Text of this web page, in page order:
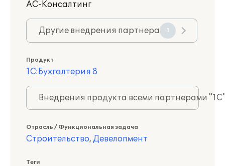
АС-Консалтинг
Другие внедрения партнера 1
Продукт
1С:Бухгалтерия 8
Внедрения продукта всеми партнерами
Отрасль / Функциональная задача
Строительство, Девелопмент
Теги